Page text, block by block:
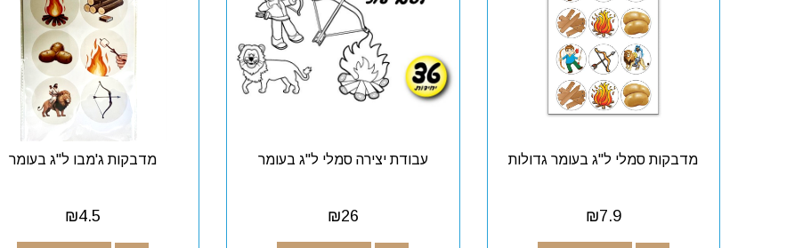
מדבקות סמלי ל"ג בעומר גדולות
₪7.9
עבודת יצירה סמלי ל"ג בעומר
₪26
מדבקות ג'מבו ל"ג בעומר
₪4.5